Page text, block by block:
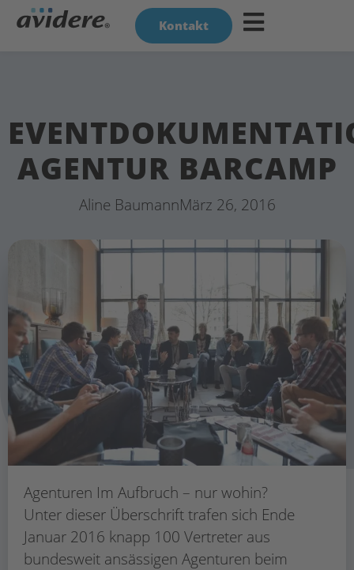
Kontakt
AGENTUR BARCAMP
Aline BaumannMärz 26, 2016
Agenturen Im Aufbruch – nur wohin?
Unter dieser Überschrift trafen sich Ende
Januar 2016 knapp 100 Vertreter aus
bundesweit ansässigen Agenturen beim